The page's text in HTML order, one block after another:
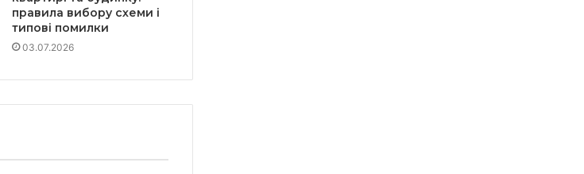
правила вибору схеми і
типові помилки
03.07.2026